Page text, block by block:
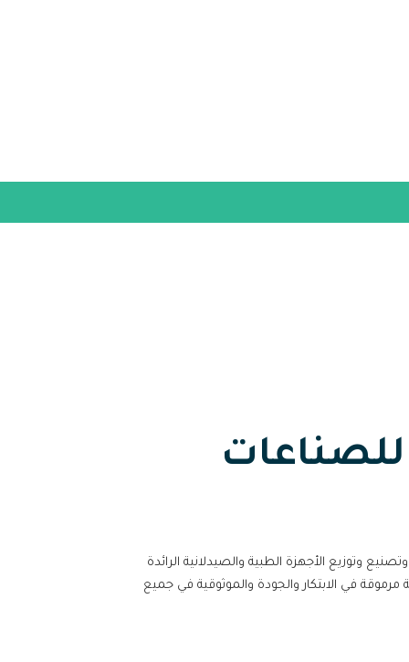
للصناعات
وتصنيع وتوزيع الأجهزة الطبية والصيدلانية الرائدة
في الابتكار والجودة والموثوقية في جميع